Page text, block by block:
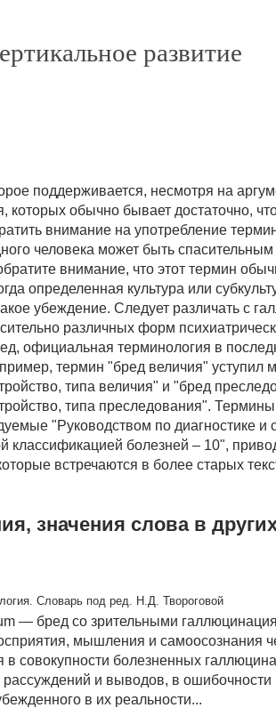
развитие
поддерживается, несмотря на
которых обычно бывает достаточно,
внимание на употребление
человека может быть
внимание, что этот термин
определенная культура или
убеждение. Следует различать с
различных форм
официальная терминология в
термин "бред величия" уступил
типа величия" и "бред
типа преследования".
"Руководством по диагностике и
классификацией болезней – 10",
встречаются в более старых
значения слова в
Словарь под ред. Н.Д. Твороговой
— бред со зрительными
мышления и самоосознания
совокупности болезненных
рассуждений и выводов, в ошибочности
в их реальности...